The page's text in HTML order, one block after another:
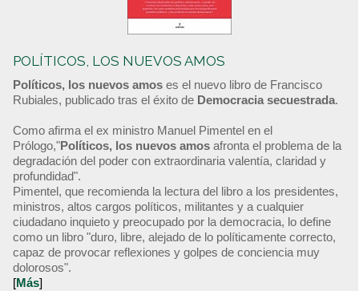
POLÍTICOS, LOS NUEVOS AMOS
Políticos, los nuevos amos es el nuevo libro de Francisco
Rubiales, publicado tras el éxito de Democracia secuestrada.
Como afirma el ex ministro Manuel Pimentel en el
Prólogo,"Políticos, los nuevos amos afronta el problema de la
degradación del poder con extraordinaria valentía, claridad y
profundidad".
Pimentel, que recomienda la lectura del libro a los presidentes,
ministros, altos cargos políticos, militantes y a cualquier
ciudadano inquieto y preocupado por la democracia, lo define
como un libro "duro, libre, alejado de lo políticamente correcto,
capaz de provocar reflexiones y golpes de conciencia muy
dolorosos".
[Más]